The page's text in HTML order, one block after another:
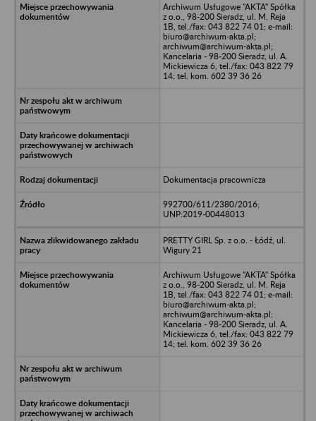
Archiwum Usługowe "AKTA" Spółka
z o.o., 98-200 Sieradz, ul. M. Reja
1B, tel./fax: 043 822 74 01; e-mail:
biuro@archiwum-akta.pl;
archiwum@archiwum-akta.pl;
Kancelaria - 98-200 Sieradz, ul. A.
Mickiewicza 6, tel./fax: 043 822 79
14; tel. kom. 602 39 36 26
Dokumentacja pracownicza
992700/611/2380/2016;
UNP:2019-00448013
PRETTY GIRL Sp. z o.o. - Łódź, ul.
Wigury 21
Archiwum Usługowe "AKTA" Spółka
z o.o., 98-200 Sieradz, ul. M. Reja
1B, tel./fax: 043 822 74 01; e-mail:
biuro@archiwum-akta.pl;
archiwum@archiwum-akta.pl;
Kancelaria - 98-200 Sieradz, ul. A.
Mickiewicza 6, tel./fax: 043 822 79
14; tel. kom. 602 39 36 26